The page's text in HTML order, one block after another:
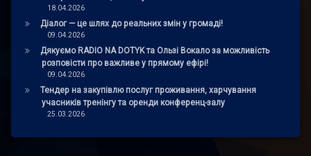
18.04.2026
Діалог — це шлях до реальних змін у громаді!
09.04.2026
Дякуємо RADIO NA DOTYK та Ользі Вокало за можливість
розповісти про важливе у прямому ефірі!
09.04.2026
Тендер на закупівлю послуг проживання, харчування
учасників тренінгу та оренди конференц-залу
25.03.2026